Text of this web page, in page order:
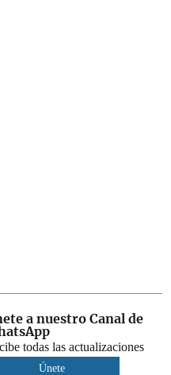
a nuestro Canal de
todas las actualizaciones
Únete